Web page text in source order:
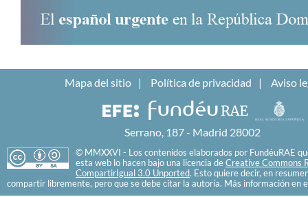
Mapa del sitio Política de privacidad Aviso
Serrano, 187 - Madrid 28002
© MMXXVI - Los contenidos elaborados por FundéuRAE
esta web lo hacen bajo una licencia de Creative Commons
CompartirIgual 3.0 Unported. Esto quiere decir, en
compartir libremente, pero que se debe citar la autoría. Más información en